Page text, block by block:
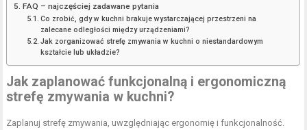
FAQ – najczęściej zadawane pytania
Co zrobić, gdy w kuchni brakuje wystarczającej przestrzeni na
zalecane odległości między urządzeniami?
Jak zorganizować strefę zmywania w kuchni o niestandardowym
kształcie lub układzie?
Jak zaplanować funkcjonalną i ergonomiczną
strefę zmywania w kuchni?
Zaplanuj strefę zmywania, uwzględniając ergonomię i funkcjonalność.